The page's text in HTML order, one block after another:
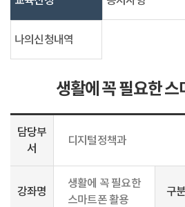
나의신청내역
생활에 꼭 필요한 스
담당부
서
디지털정책과
강좌명
생활에 꼭 필요한
스마트폰 활용
구분